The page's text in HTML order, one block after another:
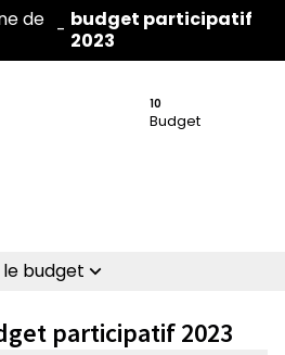
de - budget participatif
2023
10
Budget
budget
participatif 2023